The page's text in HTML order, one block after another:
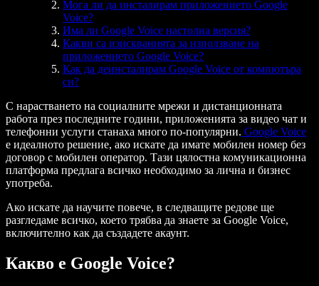
Мога ли да инсталирам приложението Google
Voice?
Има ли Google Voice настолна версия?
Какви са изискванията за използване на
приложението Google Voice?
Как да деинсталирам Google Voice от компютъра
си?
С нарастването на социалните мрежи и дистанционната
работа през последните години, приложенията за видео чат и
телефонни услуги станаха много по-популярни. Google Voice
е идеалното решение, ако искате да имате мобилен номер без
договор с мобилен оператор. Тази цялостна комуникационна
платформа предлага всичко необходимо за лична и бизнес
употреба.
Ако искате да научите повече, в следващите редове ще
разгледаме всичко, което трябва да знаете за Google Voice,
включително как да създадете акаунт.
Какво е Google Voice?